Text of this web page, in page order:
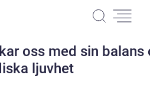
oss med sin balans
ljuvhet